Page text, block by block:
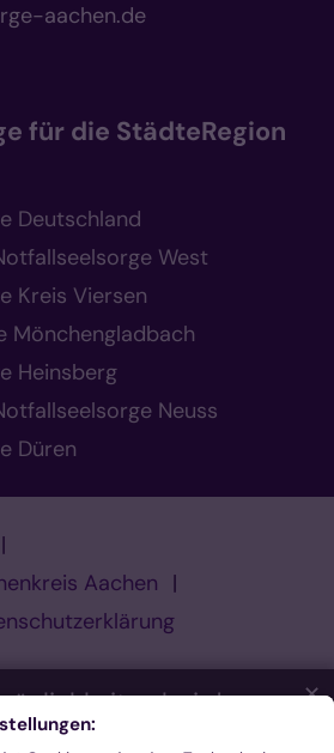
bei den
zum Datenschutz
✕
aachen.de
für die StädteRegion
Deutschland
West
Kreis Viersen
Mönchengladbach
Heinsberg
Neuss
Düren
Aachen